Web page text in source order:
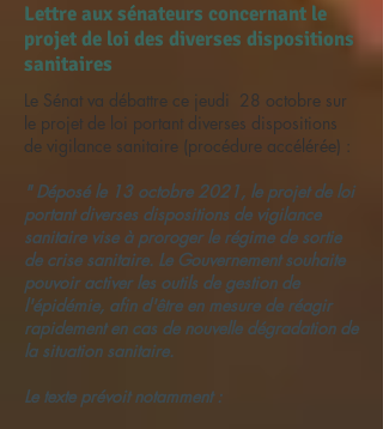
Lettre aux sénateurs concernant le
projet de loi des diverses dispositions
sanitaires
Le Sénat va débattre ce jeudi 28 octobre sur
le projet de loi portant diverses dispositions
de vigilance sanitaire (procédure accélérée) :
" Déposé le 13 octobre 2021, le projet de loi
portant diverses dispositions de vigilance
sanitaire vise à proroger le régime de sortie
de crise sanitaire. Le Gouvernement souhaite
pouvoir activer les outils de gestion de
l'épidémie, afin d'être en mesure de réagir
rapidement en cas de nouvelle dégradation de
la situation sanitaire.
Le texte prévoit notamment :